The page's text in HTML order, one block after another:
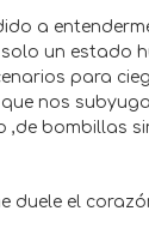
a
un estado
para
nos
,de bombillas
duele el